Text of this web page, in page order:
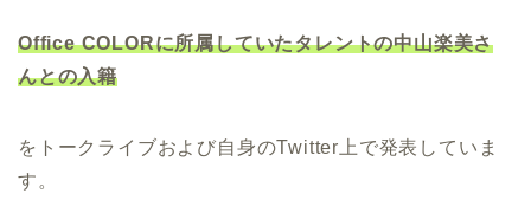
Office COLORに所属していたタレントの中山楽美さ
んとの入籍
をトークライブおよび自身のTwitter上で発表していま
す。